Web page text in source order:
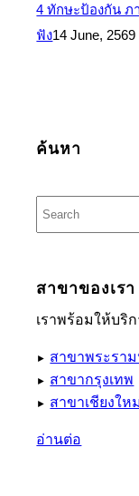
4 ทักษะป้องกัน ภ
ฟัง14 June,
ค้นหา
สาขาของเรา
เราพร้อมให้บริ
► สาขาพระรา
► สาขากรุงเทพ
► สาขาเชียงให
อ่านต่อ